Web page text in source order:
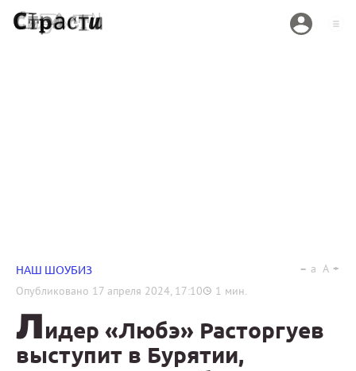
НАШ ШОУБИЗ
Опубликовано 17 апреля 2024, 17:10 1 мин.
a A
Лидер «Любэ» Расторгуев
выступит в Бурятии,